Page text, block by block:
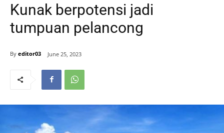
Kunak berpotensi jadi
tumpuan pelancong
By editor03 June 25, 2023